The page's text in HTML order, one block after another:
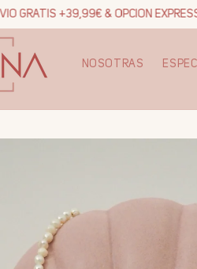
GRATIS +39,99€ & OPCION EXPRESS
NOSOTRAS